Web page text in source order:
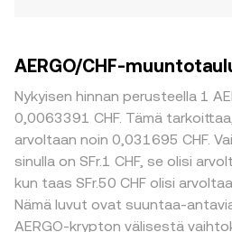
AERGO/CHF-
Nykyisen hinnan perusteella 1
0,0063391 CHF. Tämä
arvoltaan noin 0,031695 CHF.
sinulla on SFr.1 CHF, se olisi
kun taas SFr.50 CHF olisi
Nämä luvut ovat suuntaa-
AERGO-krypton välisestä